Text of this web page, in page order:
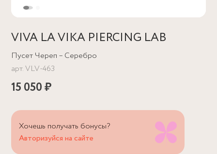
VIVA LA VIKA PIERCING LAB
Пусет Череп – Серебро
арт.VLV-463
15 050 ₽
Хочешь получать бонусы?
Авторизуйся на сайте